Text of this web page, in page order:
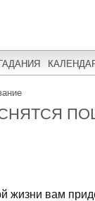
жизни вам